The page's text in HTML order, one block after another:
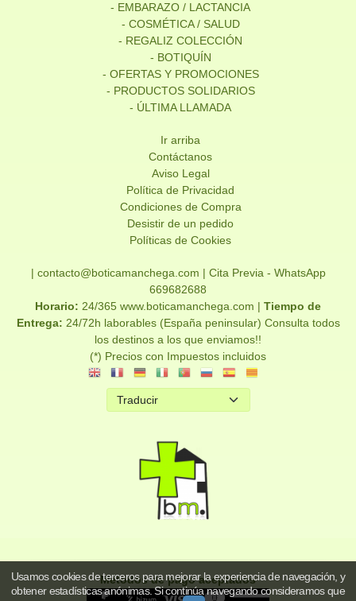
- EMBARAZO / LACTANCIA
- COSMÉTICA / SALUD
- REGALIZ COLECCIÓN
- BOTIQUÍN
- OFERTAS Y PROMOCIONES
- PRODUCTOS SOLIDARIOS
- ÚLTIMA LLAMADA
Ir arriba
Contáctanos
Aviso Legal
Política de Privacidad
Condiciones de Compra
Desistir de un pedido
Políticas de Cookies
| contacto@boticamanchega.com | Cita Previa - WhatsApp
669682688
Horario: 24/365 www.boticamanchega.com | Tiempo de
Entrega: 24/72h laborables (España peninsular) Consulta todos
los destinos a los que enviamos!!
(*) Precios con Impuestos incluidos
Métodos de pago aceptados
Usamos cookies de terceros para mejorar la experiencia de navegación, y
obtener estadísticas anónimas. Si continúa navegando consideramos que